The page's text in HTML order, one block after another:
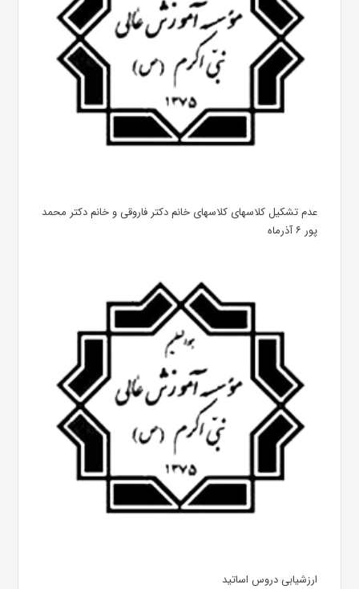
عدم تشکیل کلاسهای کلاسهای خانم دکتر فاروقی و خانم دکتر محمد
پور ۶ آذرماه
ارزشیابی دروس اساتید